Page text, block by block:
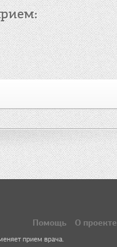
Помощь О проекте
прием врача.